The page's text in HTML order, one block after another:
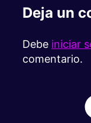
Deja un
Debe iniciar
comentario.